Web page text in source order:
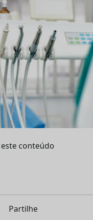
conteúdo
Partilhe